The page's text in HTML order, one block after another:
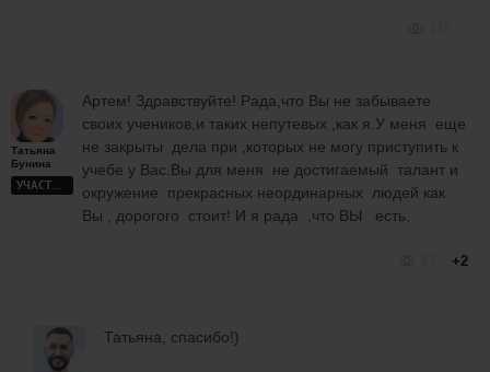
Татьяна
Бунина
УЧАСТНИК
Артем! Здравствуйте! Рада,что Вы не забываете
своих учеников,и таких непутевых ,как я.У меня еще
не закрыты дела при ,которых не могу приступить к
учебе у Вас.Вы для меня не достигаемый талант и
окружение прекрасных неординарных людей как
Вы , дорогого стоит! И я рада ,что ВЫ есть,
+2
Татьяна, спасибо!)